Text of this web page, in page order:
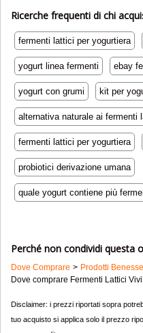
Ricerche frequenti di chi
fermenti lattici per yogurtiera
yogurt linea fermenti ebay
yogurt con grumi kit per
alternativa naturale ai fermenti
fermenti lattici per yogurtiera
probiotici derivazione umana
quale yogurt contiene più
Perché non condividi questa
Dove Comprare
Prodotti
Dove comprare Fermenti Lattici
Disclaimer: i prezzi riportati sopra
tuo acquisto si applica solo il prezzo